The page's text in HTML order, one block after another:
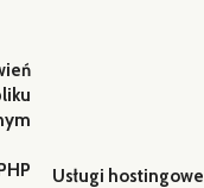
Usługi hostingowe